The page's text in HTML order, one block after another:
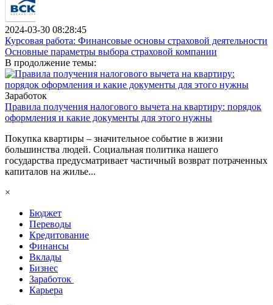
2024-03-30 08:28:45
Курсовая работа: Финансовые основы страховой деятельности
Основные параметры выбора страховой компании
В продолжение темы:
Заработок
Правила получения налогового вычета на квартиру: порядок
оформления и какие документы для этого нужны
Покупка квартиры – значительное событие в жизни
большинства людей. Социальная политика нашего
государства предусматривает частичный возврат потраченных
капиталов на жилье...
×
Бюджет
Переводы
Кредитование
Финансы
Вклады
Бизнес
Заработок
Карьера